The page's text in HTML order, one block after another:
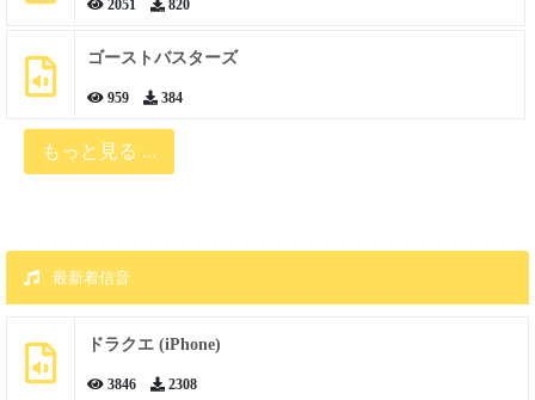
2051 820
ゴーストバスターズ
959 384
もっと見る ...
最新着信音
ドラクエ (iPhone)
3846 2308